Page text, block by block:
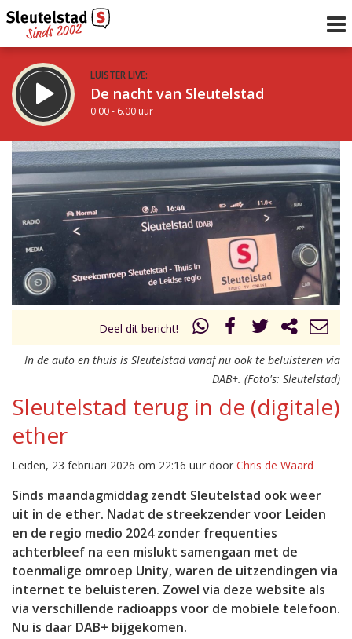
LUISTER LIVE:
De nacht van Sleutelstad
0.00 - 6.00 uur
STRAKS:
De ochtend van Sleutelstad
6.00 - 12.00 uur
Vorig uur
uur 1 van 0 Volgend uur
Deel dit bericht!
In de auto en thuis is Sleutelstad vanaf nu ook te beluisteren via
DAB+. (Foto's: Sleutelstad)
Sleutelstad terug in de (digitale)
ether
Leiden, 23 februari 2026 om 22:16 uur door Chris de Waard
Sinds maandagmiddag zendt Sleutelstad ook weer
uit in de ether. Nadat de streekzender voor Leiden
en de regio medio 2024 zonder frequenties
achterbleef na een mislukt samengaan met de
toenmalige omroep Unity, waren de uitzendingen via
internet te beluisteren. Zowel via deze website als
via verschillende radioapps voor de mobiele telefoon.
Nu is daar DAB+ bijgekomen.